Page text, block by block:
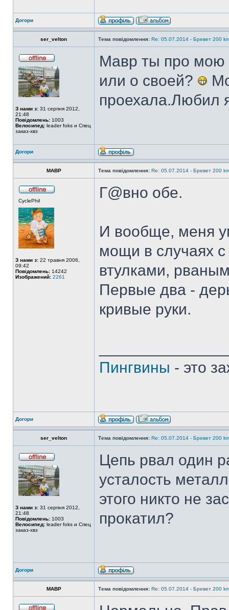
Догори
ser_velton Тема повідомлення: Re: 05.07.2014 - Бревет 200
З нами з: 31 серпня 2012,
21:48
Повідомлень: 1003
Велосипед: leader foks и Спец
заказ-хвз
Мавр ты про
или о своей?
проехала.Любил
Догори
MABP Тема повідомлення: Re: 05.07.2014 - Бревет 200
CyclePhil
З нами з: 22 травня 2006,
09:42
Повідомлень: 14242
Изображений: 2261
Г@вно обе.
И вообще, меня
мощи в случаях
втулками,
Первые два -
кривые руки.
Пингвины - это
Догори
ser_velton Тема повідомлення: Re: 05.07.2014 - Бревет 200
З нами з: 31 серпня 2012,
21:48
Повідомлень: 1003
Велосипед: leader foks и Спец
заказ-хвз
Цепь рвал один
усталость
этого никто не
прокатил?
Догори
MABP Тема повідомлення: Re: 05.07.2014 - Бревет 200